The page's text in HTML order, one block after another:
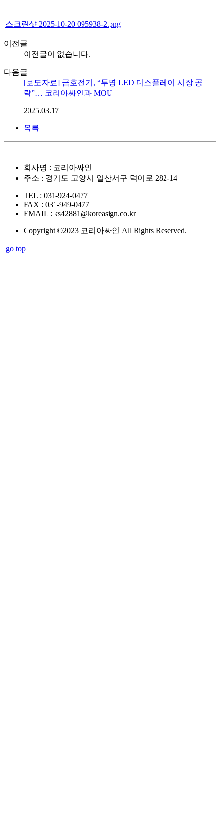
스크린샷 2025-10-20 095938-2.png
이전글
이전글이 없습니다.
다음글
[보도자료] 금호전기, “투명 LED 디스플레이 시장 공
략”… 코리아싸인과 MOU
2025.03.17
목록
회사명 : 코리아싸인
주소 : 경기도 고양시 일산서구 덕이로 282-14
TEL : 031-924-0477
FAX : 031-949-0477
EMAIL : ks42881@koreasign.co.kr
Copyright ©2023 코리아싸인 All Rights Reserved.
go top